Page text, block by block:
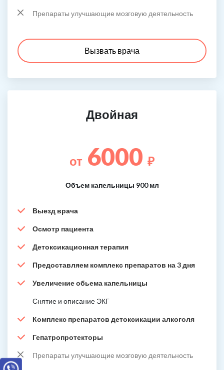
Препараты улучшающие мозговую деятельность
Вызвать врача
Двойная
от 6000 ₽
Объем капельницы 900 мл
Выезд врача
Осмотр пациента
Детоксикационная терапия
Предоставляем комплекс препаратов на 3 дня
Увеличение обьема капельницы
Снятие и описание ЭКГ
Комплекс препаратов детоксикации алкоголя
Гепатропротекторы
Препараты улучшающие мозговую деятельность